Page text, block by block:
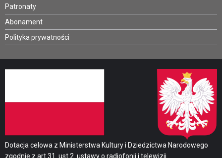
Patronaty
Abonament
Polityka prywatności
Dotacja celowa z Ministerstwa Kultury i Dziedzictwa Narodowego
zgodnie z art.31. ust.2. ustawy o radiofonii i telewizji.